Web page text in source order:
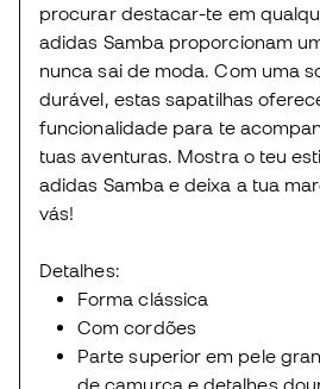
procurar destacar-te em
adidas Samba proporcionam
nunca sai de moda. Com uma
durável, estas sapatilhas
funcionalidade para te
tuas aventuras. Mostra o teu
adidas Samba e deixa a tua
vás!
Detalhes:
Forma clássica
Com cordões
Parte superior em pele
de camurça e detalhes